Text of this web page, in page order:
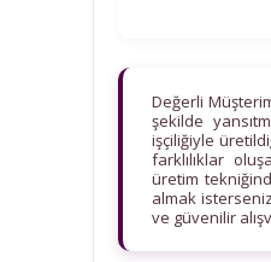
Değerli
şekilde
işçiliğiyle
farklılıklar
üretim
almak
ve güvenilir